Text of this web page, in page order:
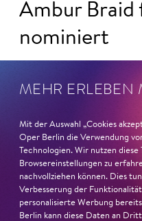
Ambur Braid
nominiert
FAUST nominiert in der
Macbeth von Mzensk sei
Publikum in ihren Bann,
Mitleiden heraus –
zurück, lobt die Jury
und ihre starke
MEHR ERLEBEN
Mit der Auswahl „Cookies
Oper Berlin die Verwendung
Technologien. Wir nutzen
Browsereinstellungen zu
nachvollziehen können. Dies
Verbesserung der
personalisierte Werbung
Berlin kann diese Daten an